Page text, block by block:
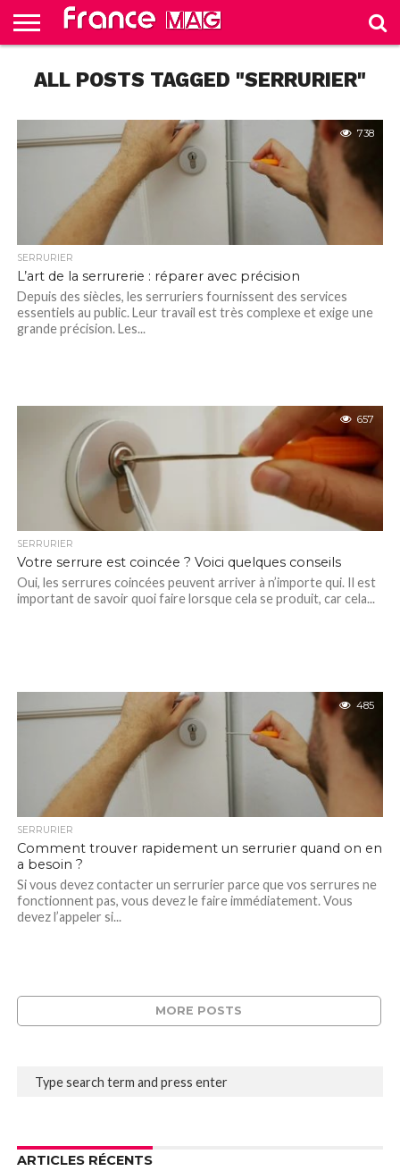
FROM
FRANCE
HOME
TEST
SLIDE
ALL POSTS TAGGED "SERRURIER"
738
SERRURIER
L’art de la serrurerie : réparer avec précision
Depuis des siècles, les serruriers fournissent des services
essentiels au public. Leur travail est très complexe et exige une
grande précision. Les...
657
SERRURIER
Votre serrure est coincée ? Voici quelques conseils
Oui, les serrures coincées peuvent arriver à n’importe qui. Il est
important de savoir quoi faire lorsque cela se produit, car cela...
485
SERRURIER
Comment trouver rapidement un serrurier quand on en
a besoin ?
Si vous devez contacter un serrurier parce que vos serrures ne
fonctionnent pas, vous devez le faire immédiatement. Vous
devez l’appeler si...
MORE POSTS
ARTICLES RÉCENTS